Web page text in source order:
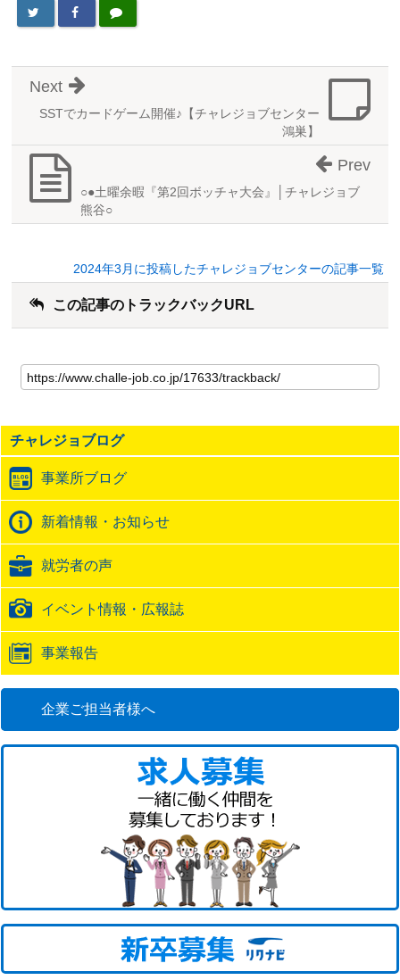
SSTでカードゲーム開催♪【チャレジョブセンター
鴻巣】
Next
○●土曜余暇『第2回ボッチャ大会』│チャレジョブ
熊谷○
Prev
2024年3月に投稿したチャレジョブセンターの記事一覧
この記事のトラックバックURL
の
記
の
ト
ッ
ク
バ
ッ
ク
URL
チャレジョブログ
事業所ブログ
新着情報・お知らせ
就労者の声
イベント情報・広報誌
事業報告
企業ご担当者様へ